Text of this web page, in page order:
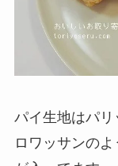
パイ生地はパ
ロワッサンの